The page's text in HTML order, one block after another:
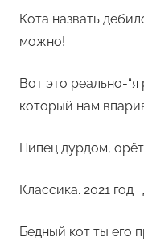
Кота назвать
можно!
Вот это реально-“я
который нам
Пипец дурдом,
Классика. 2021 год
Бедный кот ты его